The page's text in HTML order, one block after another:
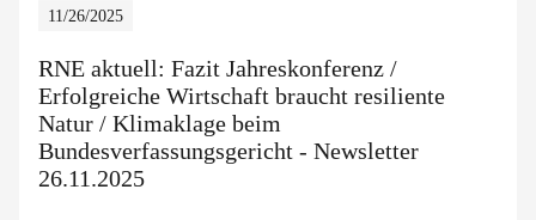
11/26/2025
RNE aktuell: Fazit Jahreskonferenz /
Erfolgreiche Wirtschaft braucht resiliente
Natur / Klimaklage beim
Bundesverfassungsgericht - Newsletter
26.11.2025